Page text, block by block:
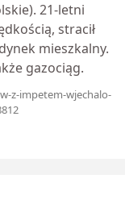
21-letni
stracił
mieszkalny.
gazociąg.
z-impetem-wjechalo-